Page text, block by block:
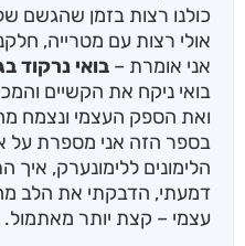
כולנו רצות בזמן שהגשם של
אולי רצות עם מטרייה,
אני אומרת – בואי נרקוד
בואי ניקח את הקשיים
ואת הספק העצמי ונצמח
בספר הזה אני מספרת על
הלימונים ללימונערק,
דמעתי, הדבקתי את הלב
עצמי – קצת יותר מאתמול.